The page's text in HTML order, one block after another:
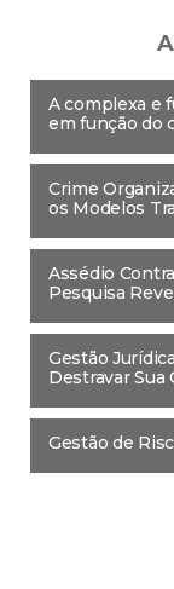
A complexa e
em função do
Crime
os Modelos
Assédio
Pesquisa
Gestão
Destravar Sua
Gestão de